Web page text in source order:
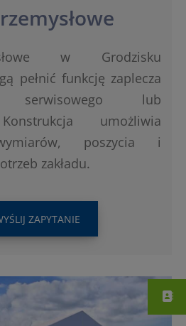
w Grodzisku
pełnić funkcję zaplecza
serwisowego lub
umożliwia
poszycia i
zakładu.
ZAPYTANIE